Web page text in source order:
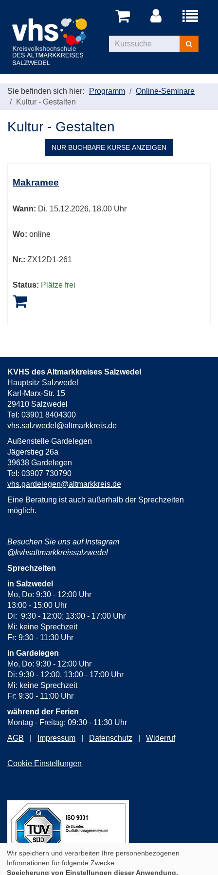
Menü
Kurse
suchen
Sie befinden sich hier: Programm
Online-Seminare
Kultur - Gestalten
Kultur - Gestalten
NUR BUCHBARE KURSE ANZEIGEN
Tabellenüberschriften
können
werden.
Makramee
Wann: Di. 15.12.2026, 18.00 Uhr
Wo: online
Nr.: ZX12D1-261
Status: Plätze frei
KVHS des Altmarkkreises Salzwedel
Hauptsitz Salzwedel
Karl-Marx-Str. 15
29410 Salzwedel
Tel: 03901 8404300
vhs.salzwedel@altmarkkreis.de
Außenstelle Gardelegen
Jägerstieg 26a
39638 Gardelegen
Tel: 03907 730790
vhs.gardelegen@altmarkkreis.de
Eine Beratung ist auch außerhalb der Sprechzeiten
möglich.
Besuchen Sie uns auf Instagram
@kvhsaltmarkkreissalzwedel
Sprechzeiten
in Salzwedel
Mo, Do: 9:30 - 12:00 Uhr
13:00 - 15:00 Uhr
Di: 9:30 - 12:00; 13:00 - 17:00 Uhr
Mi: keine Sprechzeit
Fr: 9:30 - 11:30 Uhr
in Gardelegen
Mo, Do: 9:30 - 12:00 Uhr
Di: 9:30 - 12:00, 13:00 - 17:00 Uhr
Mi: keine Sprechzeit
Fr: 9:30 - 11:00 Uhr
während der Ferien
Montag - Freitag: 09:30 - 11:30 Uhr
AGB
Impressum Datenschutz Widerruf
Cookie Einstellungen
Wir speichern und verarbeiten Ihre personenbezogenen
Informationen für folgende Zwecke:
Speicherung von Einstellungen dieser Anwendung,